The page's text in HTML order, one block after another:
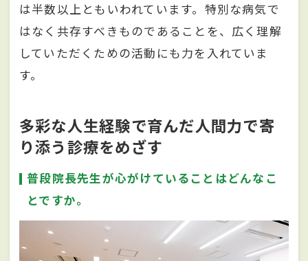
は半数以上ともいわれています。特別な病気で
はなく共存すべきものであることを、広く理解
していただくための活動にも力を入れていま
す。
多彩な人生経験で育んだ人間力で寄
り添う診療をめざす
普段院長先生が心がけていることはどんなこ
とですか。